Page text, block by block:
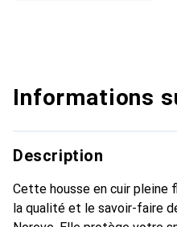
Informations
Description
Cette housse en cuir pleine
la qualité et le savoir-faire